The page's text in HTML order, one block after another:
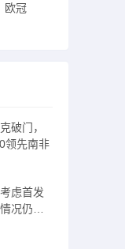
欧冠
破门，
领先南非
虑首发
况仍待